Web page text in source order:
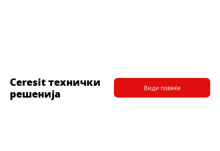
Ceresit технички
решенија
Види повеќе